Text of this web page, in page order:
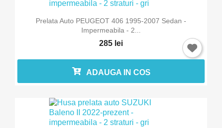
Prelata Auto PEUGEOT 406 1995-2007 Sedan -
Impermeabila - 2...
285 lei
ADAUGA IN COS